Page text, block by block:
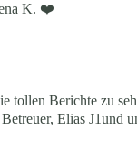
K. ❤️
tollen Berichte zu
Elias J1und